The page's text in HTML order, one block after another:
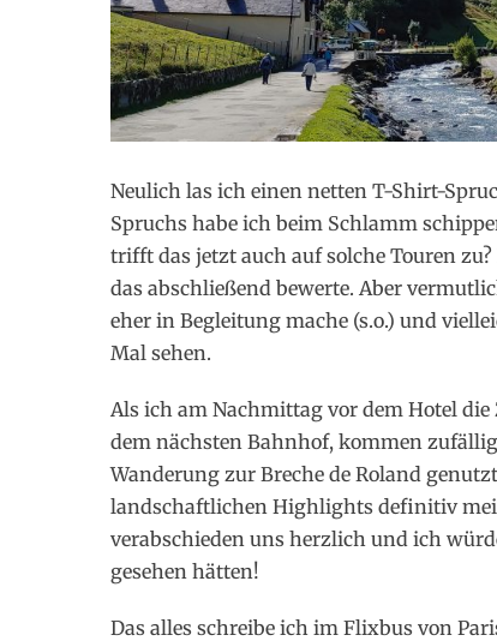
Neulich las ich einen netten T-Shirt-
Spruchs habe ich beim Schlamm
trifft das jetzt auch auf solche Touren
das abschließend bewerte. Aber
eher in Begleitung mache (s.o.) und
Mal sehen.
Als ich am Nachmittag vor dem Hotel
dem nächsten Bahnhof, kommen
Wanderung zur Breche de Roland
landschaftlichen Highlights definitiv
verabschieden uns herzlich und ich
gesehen hätten!
Das alles schreibe ich im Flixbus von